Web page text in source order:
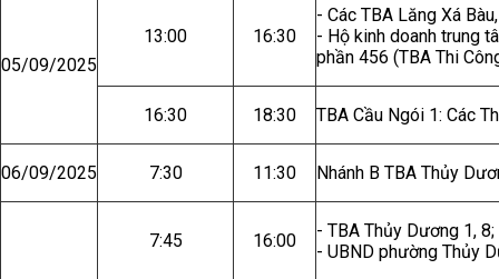
05/09/2025
13:00 16:30
- Các TBA Lăng Xá
- Hộ kinh doanh trung
phần 456 (TBA Thi
16:30 18:30 TBA Cầu Ngói 1: Các
06/09/2025 7:30 11:30 Nhánh B TBA Thủy
7:45 16:00
- TBA Thủy Dương 1, 8;
- UBND phường Thủy